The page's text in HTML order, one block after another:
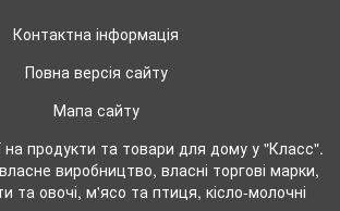
Контактна інформація
Повна версія сайту
Мапа сайту
на продукти та товари для дому у "Класс".
виробництво, власні торгові марки,
та овочі, м'ясо та птиця, кісло-молочні